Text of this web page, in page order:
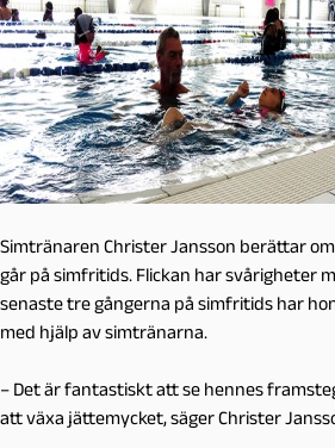
Simtränaren Christer Jansson berättar
går på simfritids. Flickan har svårigheter
senaste tre gångerna på simfritids har
med hjälp av simtränarna.
– Det är fantastiskt att se hennes
att växa jättemycket, säger Christer